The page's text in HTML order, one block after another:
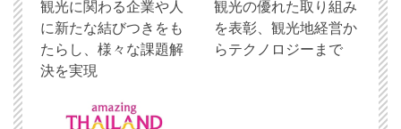
観光に関わる企業や人
に新たな結びつきをも
たらし、様々な課題解
決を実現
観光の優れた取り組み
を表彰、観光地経営か
らテクノロジーまで